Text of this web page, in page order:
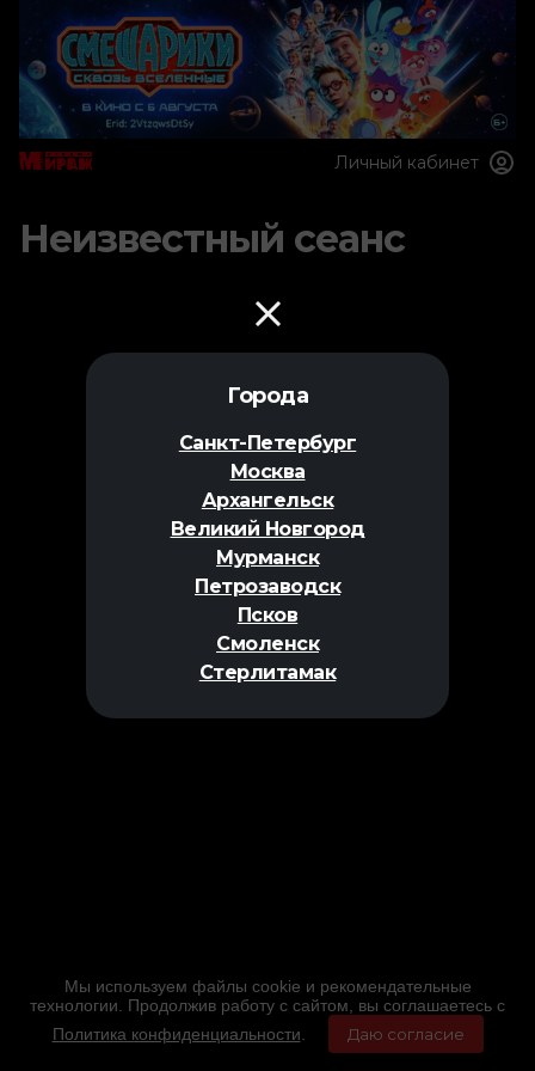
Города
Санкт-Петербург
Москва
Архангельск
Великий Новгород
Мурманск
Петрозаводск
Псков
Смоленск
Стерлитамак
Личный кабинет
Неизвестный сеанс
Мы используем файлы cookie и рекомендательные
технологии. Продолжив работу с сайтом, вы соглашаетесь с
Политика конфиденциальности
Даю согласие